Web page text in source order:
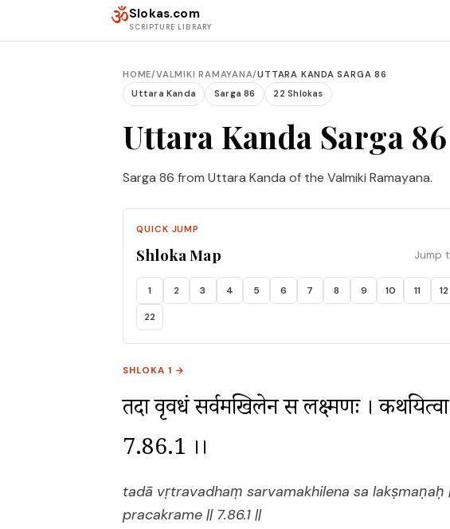
ॐSlokas.com
SCRIPTURE LIBRARY
HOME/VALMIKI RAMAYANA/UTTARA KANDA SARGA 86
Uttara Kanda
Sarga 86 22 Shlokas
Uttara Kanda Sarga 86
Sarga 86 from Uttara Kanda of the Valmiki Ramayana.
QUICK JUMP
Shloka Map Jump
1 2 3 4 5 6 7 8 9 10 11 12
22
SHLOKA 1 →
तदा वृत्रवधं सर्वमखिलेन स लक्ष्मणः ।
7.86.1 ।।
tadā vṛtravadhaṃ sarvamakhilena sa
pracakrame || 7.86.1 ||